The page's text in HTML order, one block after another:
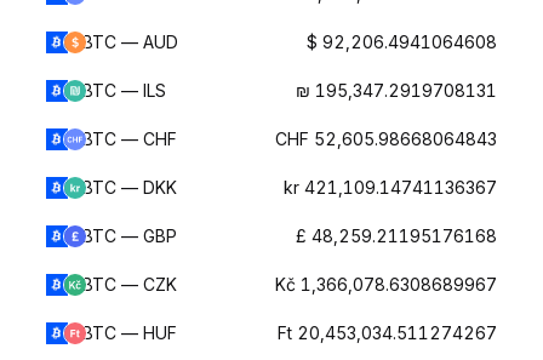
BTC — AUD $ 92,206.4941064608
BTC — ILS ₪ 195,347.2919708131
BTC — CHF CHF 52,605.98668064843
BTC — DKK kr 421,109.14741136367
BTC — GBP £ 48,259.21195176168
BTC — CZK Kč 1,366,078.6308689967
BTC — HUF Ft 20,453,034.511274267